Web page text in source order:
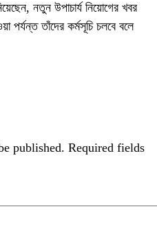
নতুন উপাচার্য নিয়োগের খবর
পর্যন্ত তাঁদের কর্মসূচি চলবে বলে
published. Required fields